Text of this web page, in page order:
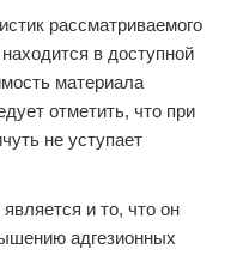
рассматриваемого
в доступной
материала
отметить, что при
не уступает
и то, что он
адгезионных